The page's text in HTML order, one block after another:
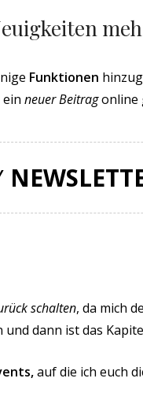
Funktionen
neuer Beitragonline
schalten, da mich
und dann ist das
auf die ich euch